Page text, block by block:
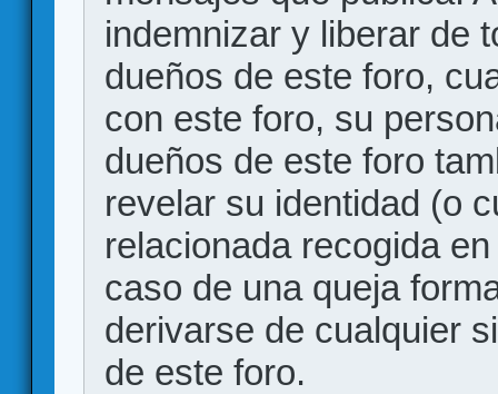
indemnizar y liberar de
dueños de este foro,
con este foro, su
dueños de este foro
revelar su identidad (o
relacionada recogida
caso de una queja
derivarse de cualquier
de este foro.